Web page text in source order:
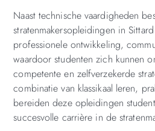
Naast technische vaardigheden
stratenmakersopleidingen in
professionele ontwikkeling,
waardoor studenten zich kunnen
competente en zelfverzekerde
combinatie van klassikaal leren,
bereiden deze opleidingen
succesvolle carrière in de